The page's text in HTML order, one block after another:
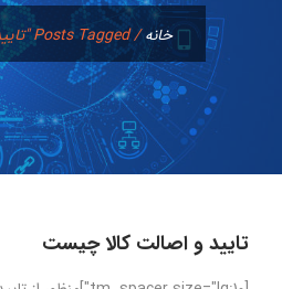
خانه/Posts Tagged "تایید و اصالت کالا"
تایید و اصالت کالا چیست